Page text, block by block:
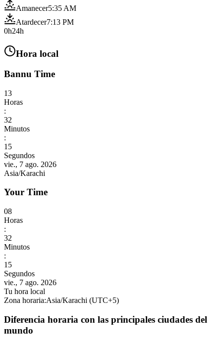
Amanecer5:35 AM
Atardecer7:13 PM
0h24h
Hora local
Bannu Time
13
Horas
:
32
Minutos
:
17
Segundos
vie., 7 ago. 2026
Asia/Karachi
Your Time
08
Horas
:
32
Minutos
:
17
Segundos
vie., 7 ago. 2026
Tu hora local
Zona horaria:Asia/Karachi (UTC+5)
Diferencia horaria con las principales ciudades del
mundo